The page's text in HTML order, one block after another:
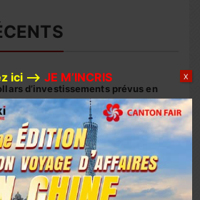
d’investissements prévus en
son expansion minière entre
: inauguration officielle du
YUE AFRICA BUSINESS ALLIANCE
ici –> JE M’INCRIS X